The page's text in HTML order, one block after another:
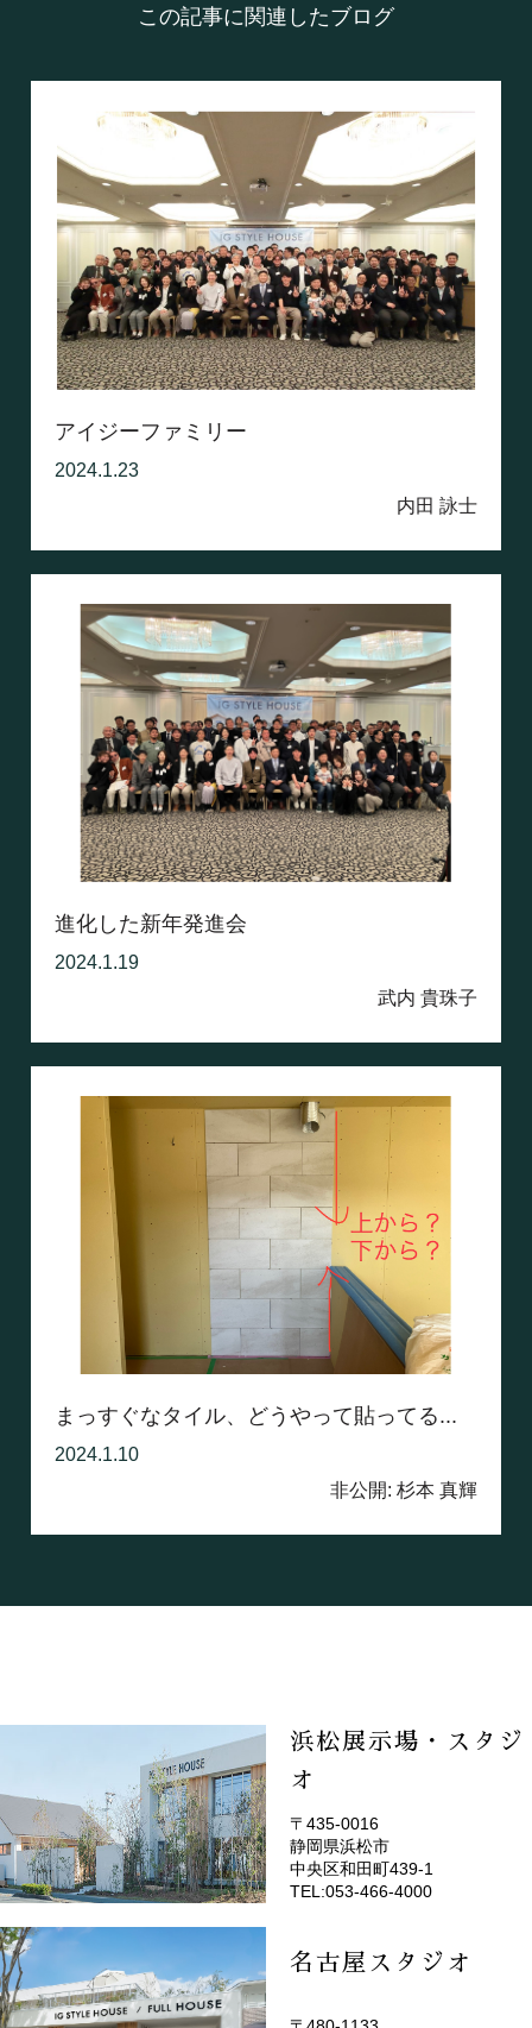
この記事に関連したブログ
アイジーファミリー
2024.1.23
内田 詠士
進化した新年発進会
2024.1.19
武内 貴珠子
まっすぐなタイル、どうやって貼ってる...
2024.1.10
非公開: 杉本 真輝
浜松展示場・スタジ
オ
(EMOTOP浜松)
〒435-0016
静岡県浜松市
中央区和田町439-1
TEL:053-466-4000
名古屋スタジオ